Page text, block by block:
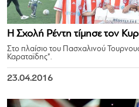
Η Σχολή Ρέντη τίμησε τον
Στο πλαίσιο του Πασχαλινού
Καραταϊδης”.
23.04.2016